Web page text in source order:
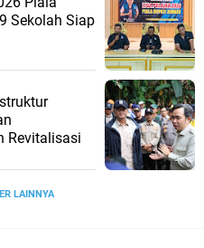
Sekolah Siap
Revitalisasi
LAINNYA